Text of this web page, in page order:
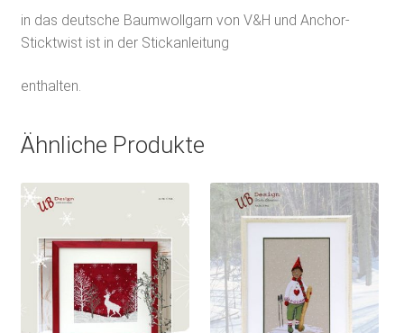
in das deutsche Baumwollgarn von V&H und Anchor-
Sticktwist ist in der Stickanleitung
enthalten.
Ähnliche Produkte